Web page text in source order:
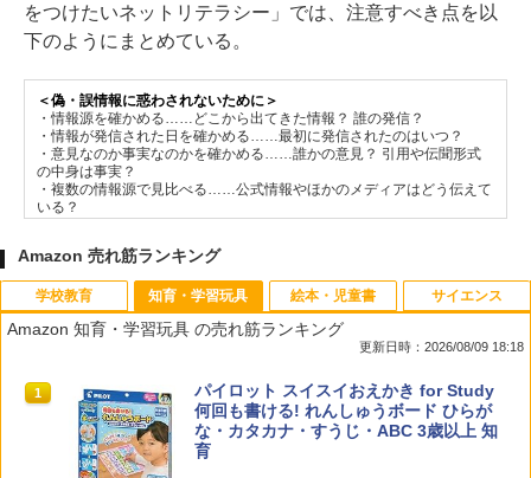
をつけたいネットリテラシー」では、注意すべき点を以
下のようにまとめている。
＜偽・誤情報に惑わされないために＞
・情報源を確かめる……どこから出てきた情報？ 誰の発信？
・情報が発信された日を確かめる……最初に発信されたのはいつ？
・意見なのか事実なのかを確かめる……誰かの意見？ 引用や伝聞形式
の中身は事実？
・複数の情報源で見比べる……公式情報やほかのメディアはどう伝えて
いる？
Amazon 売れ筋ランキング
学校教育
1 教育者のためのコーチング入門
￥2,530
知育・学習玩具
Amazon 知育・学習玩具 の売れ筋ランキング
更新日時：2026/08/09 18:18
1
パイロット スイスイおえかき for Study
何回も書ける! れんしゅうボード ひらが
な・カタカナ・すうじ・ABC 3歳以上 知
育
絵本・児童書 サイエンス